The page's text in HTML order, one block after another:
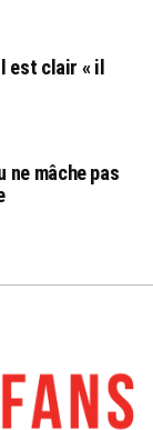
est clair « il
ne mâche pas